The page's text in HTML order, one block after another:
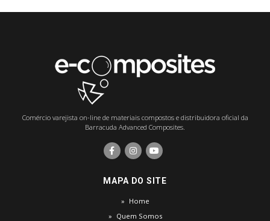
Comércio varejista on-line de materiais compostos e distribuidora oficial da
Barracuda Advanced Composites.
MAPA DO SITE
Home
Quem Somos